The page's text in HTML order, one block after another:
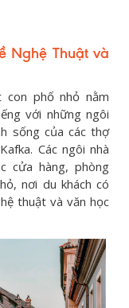
Nghệ Thuật và
con phố nhỏ nằm
với những ngôi
sống của các thợ
Các ngôi nhà
cửa hàng, phòng
nơi du khách có
thuật và văn học